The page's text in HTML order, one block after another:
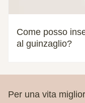
Come posso
al guinzaglio?
Per una vita